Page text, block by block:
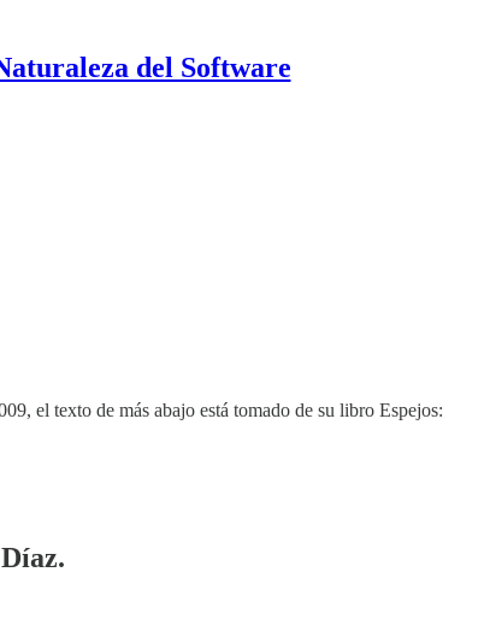
del Software
el texto de más abajo está tomado de su libro Espejos: